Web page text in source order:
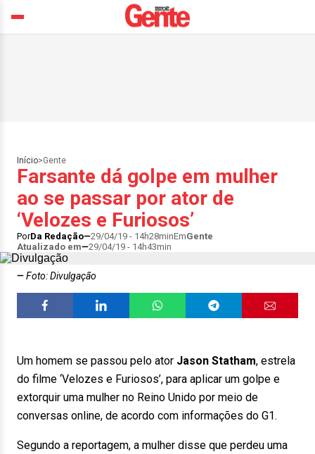
Início>Gente
Farsante dá golpe em mulher
ao se passar por ator de
‘Velozes e Furiosos’
PorDa Redação 29/04/19 - 14h28minEmGente
Atualizado em
29/04/19 - 14h43min
Foto: Divulgação
Um homem se passou pelo ator Jason Statham, estrela
do filme ‘Velozes e Furiosos’, para aplicar um golpe e
extorquir uma mulher no Reino Unido por meio de
conversas online, de acordo com informações do G1.
Segundo a reportagem, a mulher disse que perdeu uma